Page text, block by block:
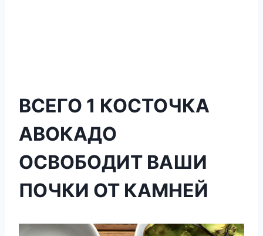
ВСЕГО 1 КОСТОЧКА
АВОКАДО
ОСВОБОДИТ ВАШИ
ПОЧКИ ОТ КАМНЕЙ